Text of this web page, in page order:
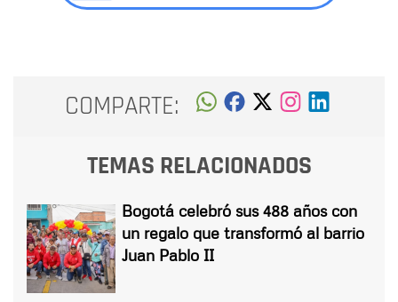
COMPARTE:
TEMAS RELACIONADOS
Bogotá celebró sus 488 años con
un regalo que transformó al barrio
Juan Pablo II